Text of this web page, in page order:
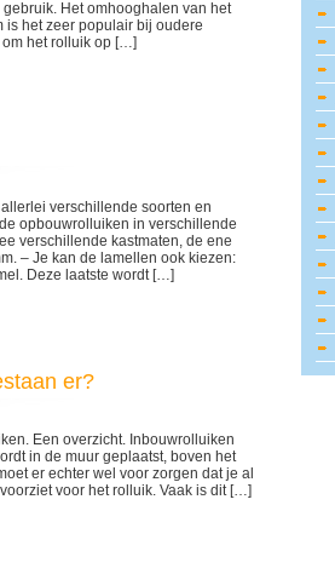
Het omhooghalen van het
is het zeer populair bij oudere
om het rolluik op […]
verschillende soorten en
opbouwrolluiken in verschillende
verschillende kastmaten, de ene
– Je kan de lamellen ook kiezen:
Deze laatste wordt […]
er?
Een overzicht. Inbouwrolluiken
in de muur geplaatst, boven het
er echter wel voor zorgen dat je al
voor het rolluik. Vaak is dit […]